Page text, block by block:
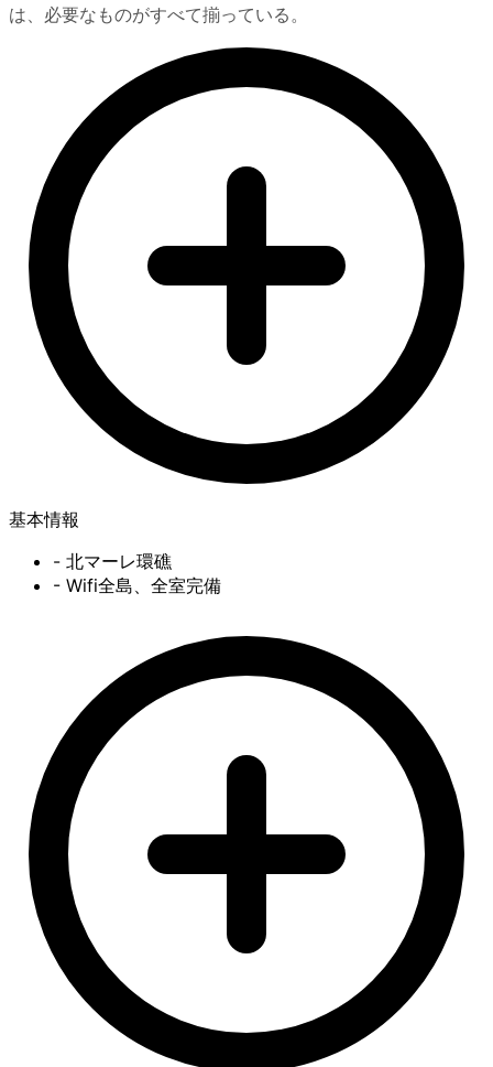
は、必要なものがすべて揃っている。
基本情報
- 北マーレ環礁
- Wifi全島、全室完備